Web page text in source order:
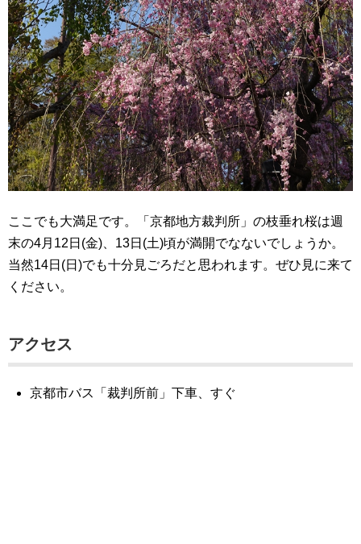
ここでも大満足です。「京都地方裁判所」の枝垂れ桜は週
末の4月12日(金)、13日(土)頃が満開でなないでしょうか。
当然14日(日)でも十分見ごろだと思われます。ぜひ見に来て
ください。
アクセス
京都市バス「裁判所前」下車、すぐ